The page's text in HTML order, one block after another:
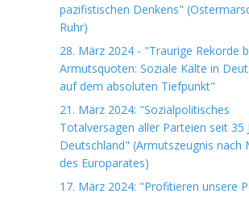
pazifistischen Denkens"
Ruhr)
28. März 2024 - "Traurige Rekorde
Armutsquoten: Soziale Kälte in
auf dem absoluten Tiefpunkt"
21. März 2024: "Sozialpolitisches
Totalversagen aller Parteien seit 35
Deutschland" (Armutszeugnis nach
des Europarates)
17. März 2024: "Profitieren unsere